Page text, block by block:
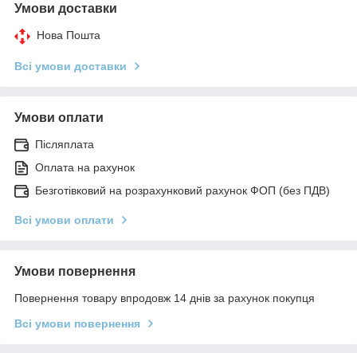
Умови доставки
Нова Пошта
Всі умови доставки
Умови оплати
Післяплата
Оплата на рахунок
Безготівковий на розрахунковий рахунок ФОП (без ПДВ)
Всі умови оплати
Умови повернення
Повернення товару впродовж 14 днів за рахунок покупця
Всі умови повернення